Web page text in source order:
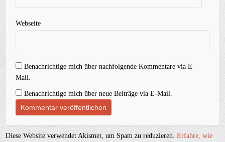
Webseite
Benachrichtige mich über nachfolgende Kommentare via E-
Mail.
Benachrichtige mich über neue Beiträge via E-Mail.
Diese Website verwendet Akismet, um Spam zu reduzieren.Erfahre, wie